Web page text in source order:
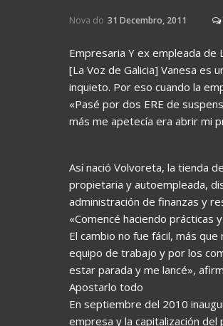
Nova do 31 Decembro, 2011
Empresaria Y ex empleada de
[La Voz de Galicia] Vanesa es
inquieto. Por eso cuando la
«Pasé por dos ERE de
más me apetecía era abrir mi
Así nació Volvoreta, la tienda
propietaria y autoempleada,
administración de finanzas y
«Comencé haciendo prácticas
El cambio no fue fácil, más
equipo de trabajo y por los
estar parada y me lancé»,
Apostarlo todo
En septiembre del 2010
empresa y la capitalización